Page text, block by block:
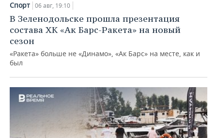
Спорт 06 авг, 19:10
В Зеленодольске прошла презентация
состава ХК «Ак Барс-Ракета» на новый
сезон
«Ракета» больше не «Динамо», «Ак Барс» на месте, как и
был